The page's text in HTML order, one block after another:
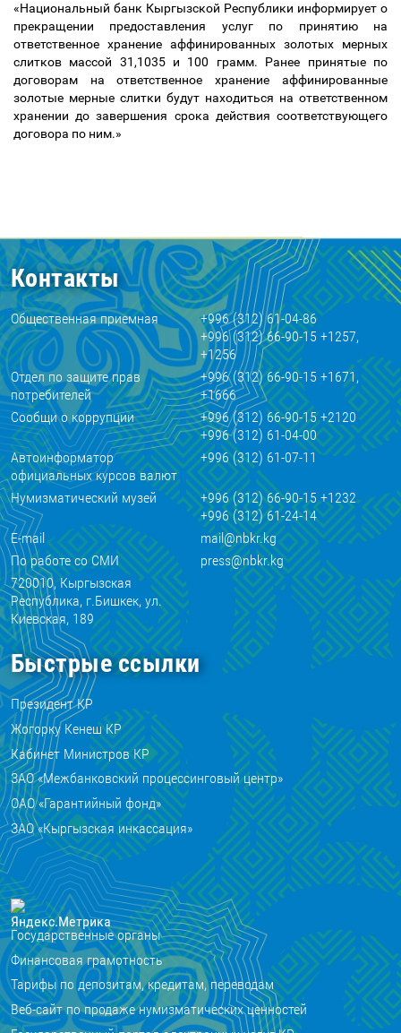
«Национальный банк Кыргызской Республики информирует о
прекращении предоставления услуг по принятию на
ответственное хранение аффинированных золотых мерных
слитков массой 31,1035 и 100 грамм. Ранее принятые по
договорам на ответственное хранение аффинированные
золотые мерные слитки будут находиться на ответственном
хранении до завершения срока действия соответствующего
договора по ним.»
Контакты
Общественная приемная
+996 (312) 61-04-86
+996 (312) 66-90-15 +1257,
+1256
Отдел по защите прав
потребителей
+996 (312) 66-90-15 +1671,
+1666
Сообщи о коррупции
+996 (312) 66-90-15 +2120
+996 (312) 61-04-00
Автоинформатор
официальных курсов валют
+996 (312) 61-07-11
Нумизматический музей
+996 (312) 66-90-15 +1232
+996 (312) 61-24-14
E-mail
mail@nbkr.kg
По работе со СМИ
press@nbkr.kg
720010, Кыргызская
Республика, г.Бишкек, ул.
Киевская, 189
Быстрые ссылки
Президент КР
Жогорку Кенеш КР
Кабинет Министров КР
ЗАО «Межбанковский процессинговый центр»
ОАО «Гарантийный фонд»
ЗАО «Кыргызская инкассация»
Государственные органы
Финансовая грамотность
Тарифы по депозитам, кредитам, переводам
Веб-сайт по продаже нумизматических ценностей